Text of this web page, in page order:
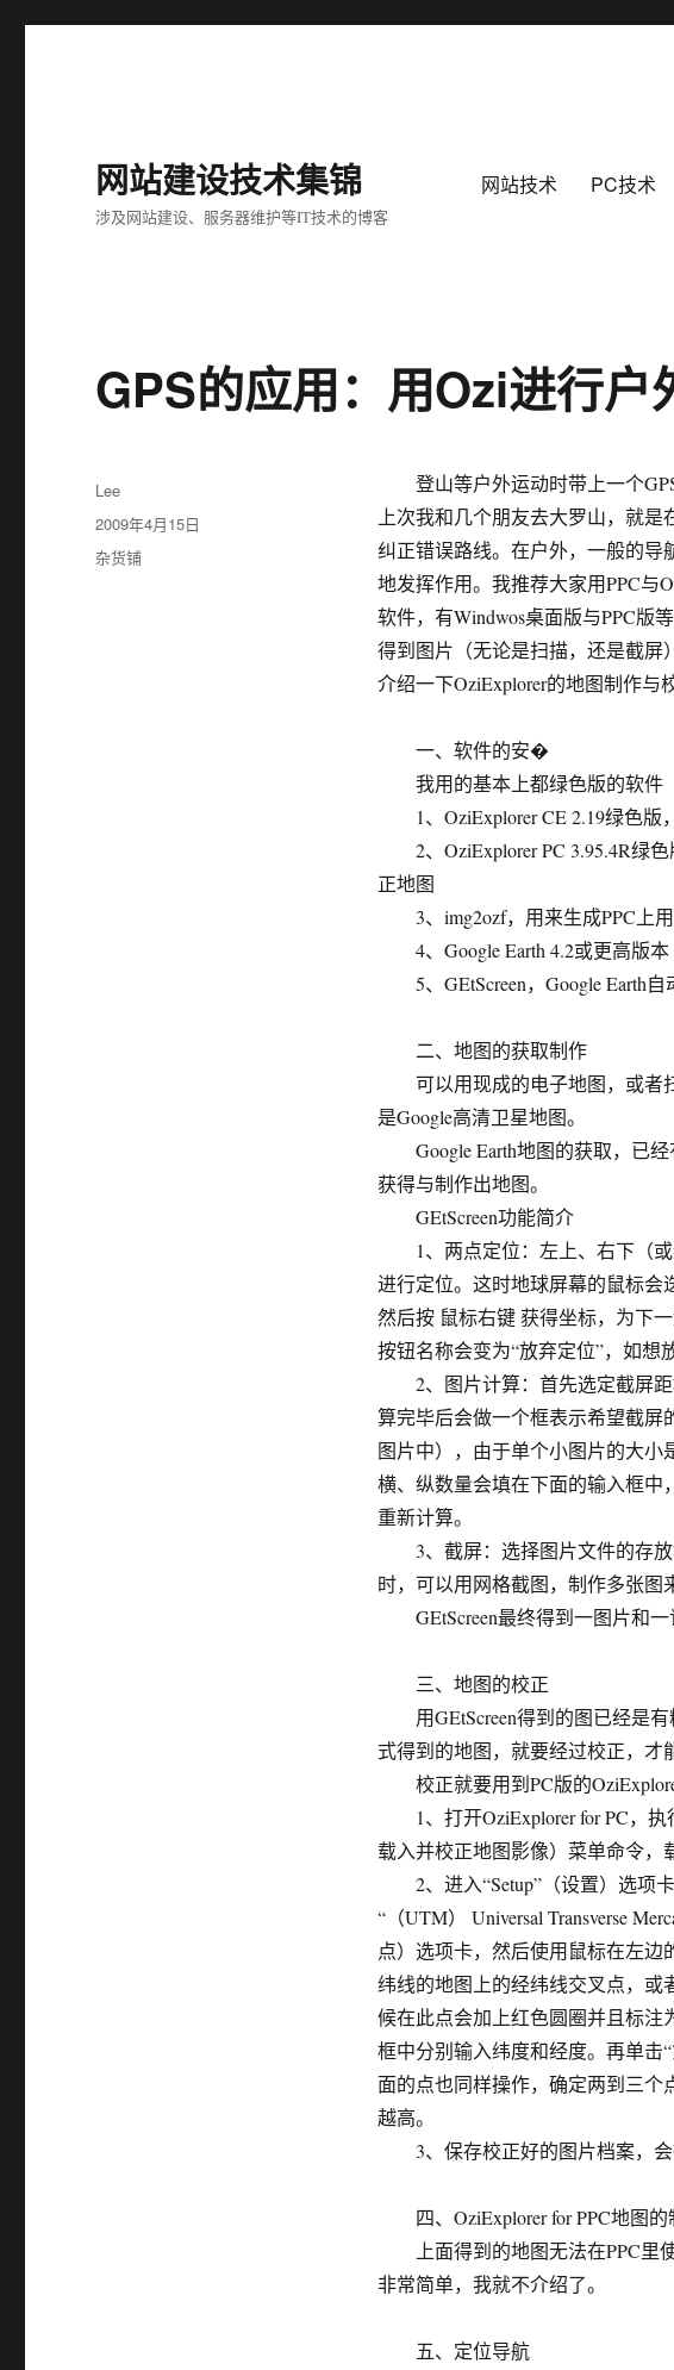
网站建设技术集锦
涉及网站建设、服务器维护等IT技术的博客
网站技术 PC技术
GPS的应用：用Ozi进行户
登山等户外运动时带上一个GPS
上次我和几个朋友去大罗山，就
纠正错误路线。在户外，一般的
地发挥作用。我推荐大家用PPC与
软件，有Windwos桌面版与PPC版
得到图片（无论是扫描，还是截
介绍一下OziExplorer的地图制作与
一、软件的安�
我用的基本上都绿色版的软件
1、OziExplorer CE 2.19绿色版
2、OziExplorer PC 3.95.4R绿色
正地图
3、img2ozf，用来生成PPC上
4、Google Earth 4.2或更高版本
5、GEtScreen，Google Earth自
二、地图的获取制作
可以用现成的电子地图，或者
是Google高清卫星地图。
Google Earth地图的获取，已经
获得与制作出地图。
GEtScreen功能简介
1、两点定位：左上、右下（或
进行定位。这时地球屏幕的鼠标会
然后按 鼠标右键 获得坐标，为下
按钮名称会变为“放弃定位”，如想
2、图片计算：首先选定截屏距
算完毕后会做一个框表示希望截屏
图片中），由于单个小图片的大
横、纵数量会填在下面的输入框
重新计算。
3、截屏：选择图片文件的存放
时，可以用网格截图，制作多张图
GEtScreen最终得到一图片和一
三、地图的校正
用GEtScreen得到的图已经是有
式得到的地图，就要经过校正，才
校正就要用到PC版的
1、打开OziExplorer for PC，执
载入并校正地图影像）菜单命令，
2、进入“Setup”（设置）选项卡
“（UTM） Universal Transverse
点）选项卡，然后使用鼠标在左
纬线的地图上的经纬线交叉点，或
候在此点会加上红色圆圈并且标注
框中分别输入纬度和经度。再单击
面的点也同样操作，确定两到三
越高。
3、保存校正好的图片档案，会
四、OziExplorer for PPC地图的
上面得到的地图无法在PPC里
非常简单，我就不介绍了。
五、定位导航
作
者
Lee
发
布
于
2009年4月15日
分
杂货铺